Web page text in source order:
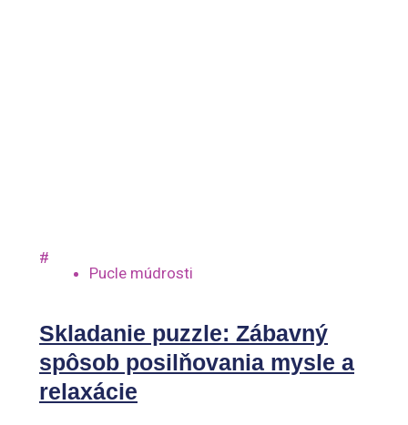
#
Pucle múdrosti
Skladanie puzzle: Zábavný
spôsob posilňovania mysle a
relaxácie